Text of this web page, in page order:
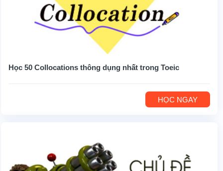
Học 50 Collocations thông dụng nhất trong Toeic
HỌC NGAY